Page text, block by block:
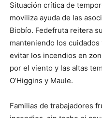
Situación crítica de
moviliza ayuda de las
Biobío. Fedefruta reitera
manteniendo los
evitar los incendios en
por el viento y las altas
O’Higgins y Maule.
Familias de trabajadores